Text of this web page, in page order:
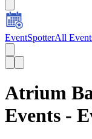
EventSpotterAll
Atrium
Events -